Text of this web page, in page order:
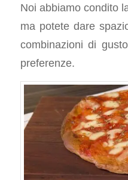
Noi abbiamo condito
ma potete dare
combinazioni di
preferenze.